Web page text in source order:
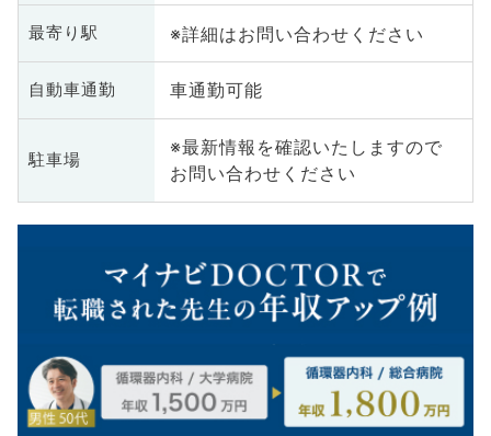
最寄り駅 ※詳細はお問い合わせください
自動車通勤 車通勤可能
駐車場
※最新情報を確認いたしますので
お問い合わせください